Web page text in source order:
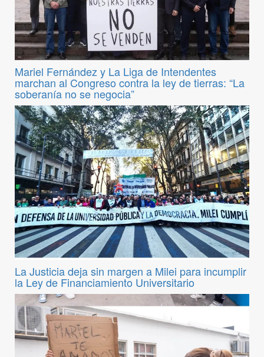
Mariel Fernández y La Liga de Intendentes
marchan al Congreso contra la ley de tierras: “La
soberanía no se negocia”
La Justicia deja sin margen a Milei para incumplir
la Ley de Financiamiento Universitario